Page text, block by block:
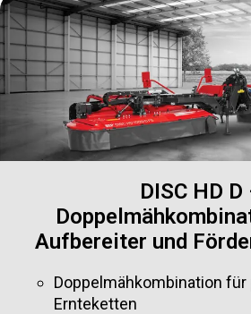
DISC HD D
Aufbereiter und
Doppelmähkombination
Ernteketten